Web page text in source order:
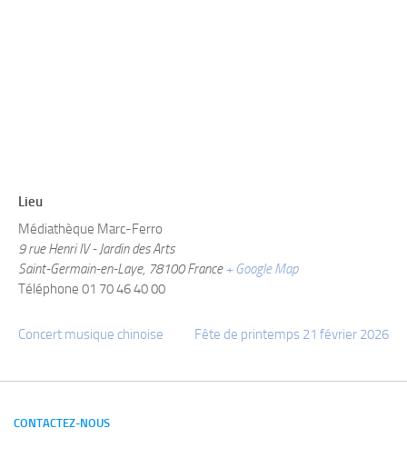
Lieu
Médiathèque Marc-Ferro
9 rue Henri IV - Jardin des Arts
Saint-Germain-en-Laye, 78100 France + Google Map
Téléphone 01 70 46 40 00
Concert musique chinoise Fête de printemps 21 février 2026
CONTACTEZ-NOUS